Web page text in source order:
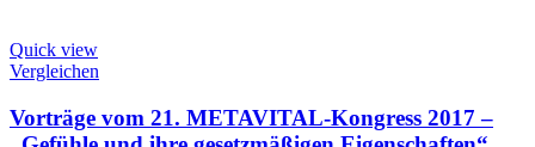
Quick view
Vergleichen
Vorträge vom 21. METAVITAL-Kongress 2017 –